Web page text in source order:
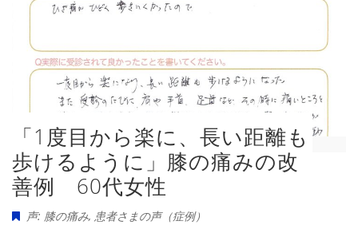
「1度目から楽に、長い距離も
歩けるように」膝の痛みの改
善例 60代女性
声: 膝の痛み, 患者さまの声（症例）